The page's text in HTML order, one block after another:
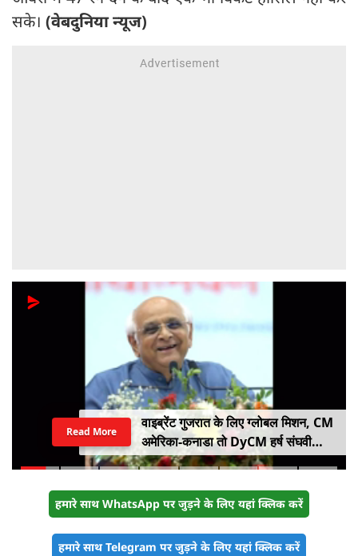
सके। (वेबदुनिया न्यूज)
वाइब्रेंट गुजरात के लिए ग्लोबल मिशन, CM
अमेरिका-कनाडा तो DyCM हर्ष संघवी
संभालेंगे जापान-यूरोप का मोर्चा
Read More
हमारे साथ WhatsApp पर जुड़ने के लिए यहां क्लिक करें
हमारे साथ Telegram पर जुड़ने के लिए यहां क्लिक करें